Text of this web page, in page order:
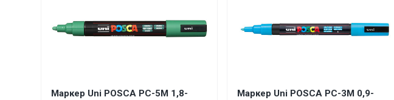
Маркер Uni POSCA PC-5M 1,8-
Маркер Uni POSCA PC-3M 0,9-